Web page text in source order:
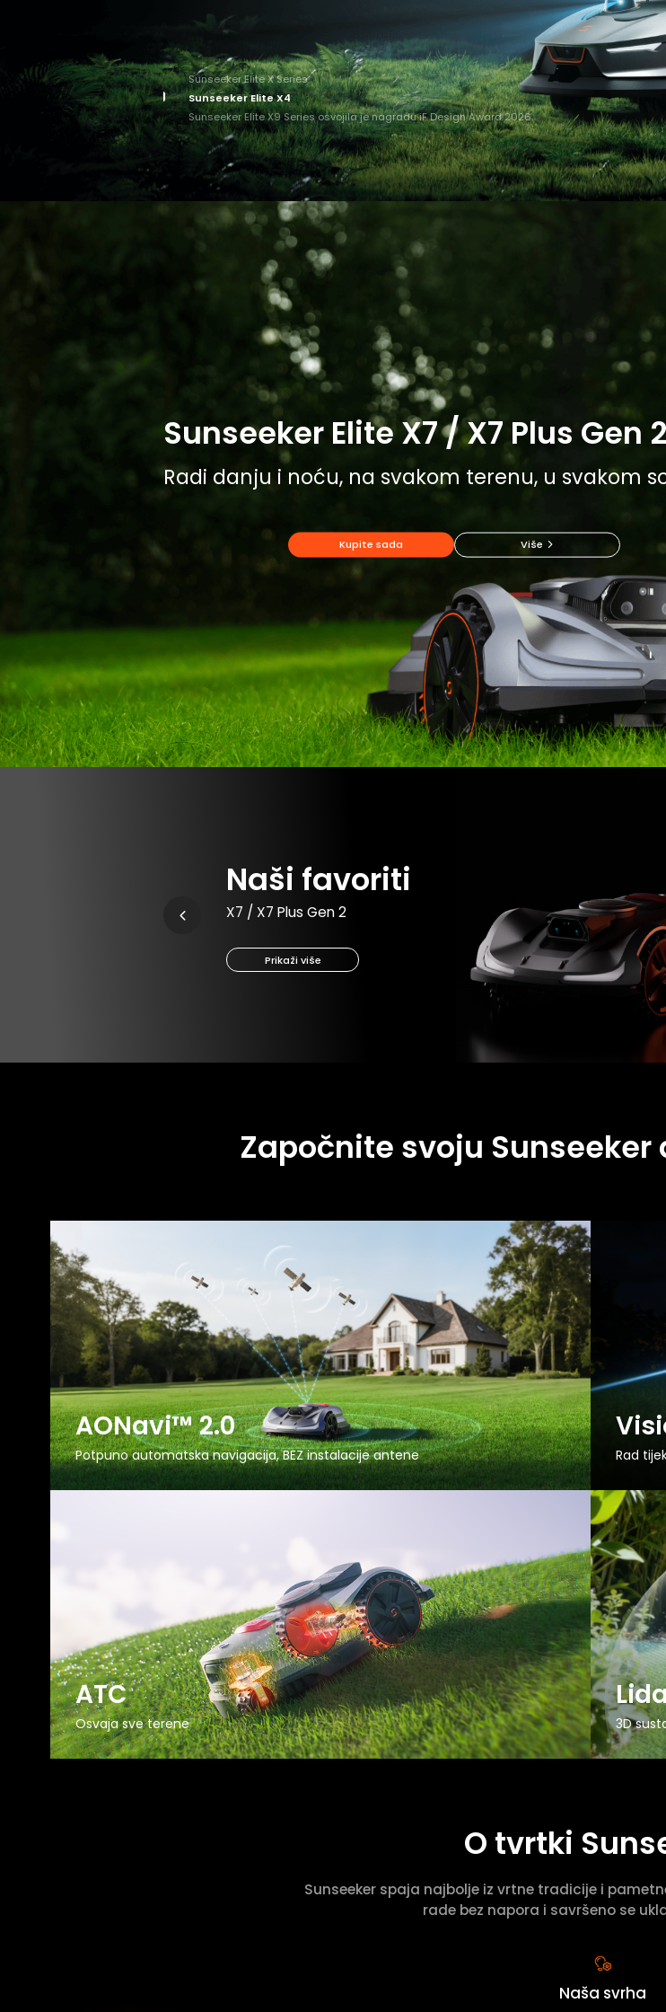
Sunseeker Elite X Series
Sunseeker Elite X4
Sunseeker Elite X9 Series osvojila je nagradu iF Design Award 2026.
Sunseeker Elite X7 / X7 Plus Gen 2
Radi danju i noću, na svakom terenu, u svakom
Kupite sada Više
Naši favoriti
X7 / X7 Plus Gen 2
Prikaži više
Započnite svoju
AONavi™ 2.0
Potpuno automatska navigacija, BEZ instalacije antene Rad
ATC
Osvaja sve terene 3D
O tvrtki
Sunseeker spaja najbolje iz vrtne tradicije i
rade bez napora i savršeno se
Naša svrha